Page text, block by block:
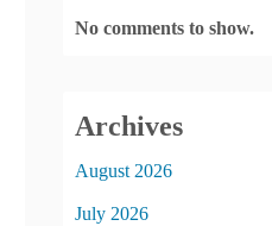
No comments to show.
Archives
August 2026
July 2026